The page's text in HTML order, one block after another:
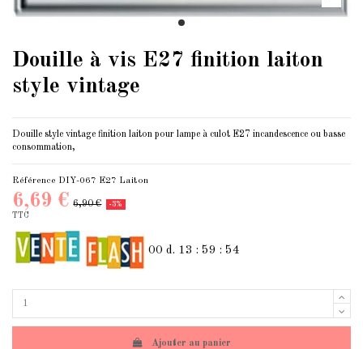
Douille à vis E27 finition laiton
style vintage
Douille style vintage finition laiton pour lampe à culot E27 incandescence ou basse
consommation,
Référence DIY-067 E27 Laiton
6,69 € 6,90 €
-3%
TTC
00 d. 13 : 59 : 54
Ajouter au panier